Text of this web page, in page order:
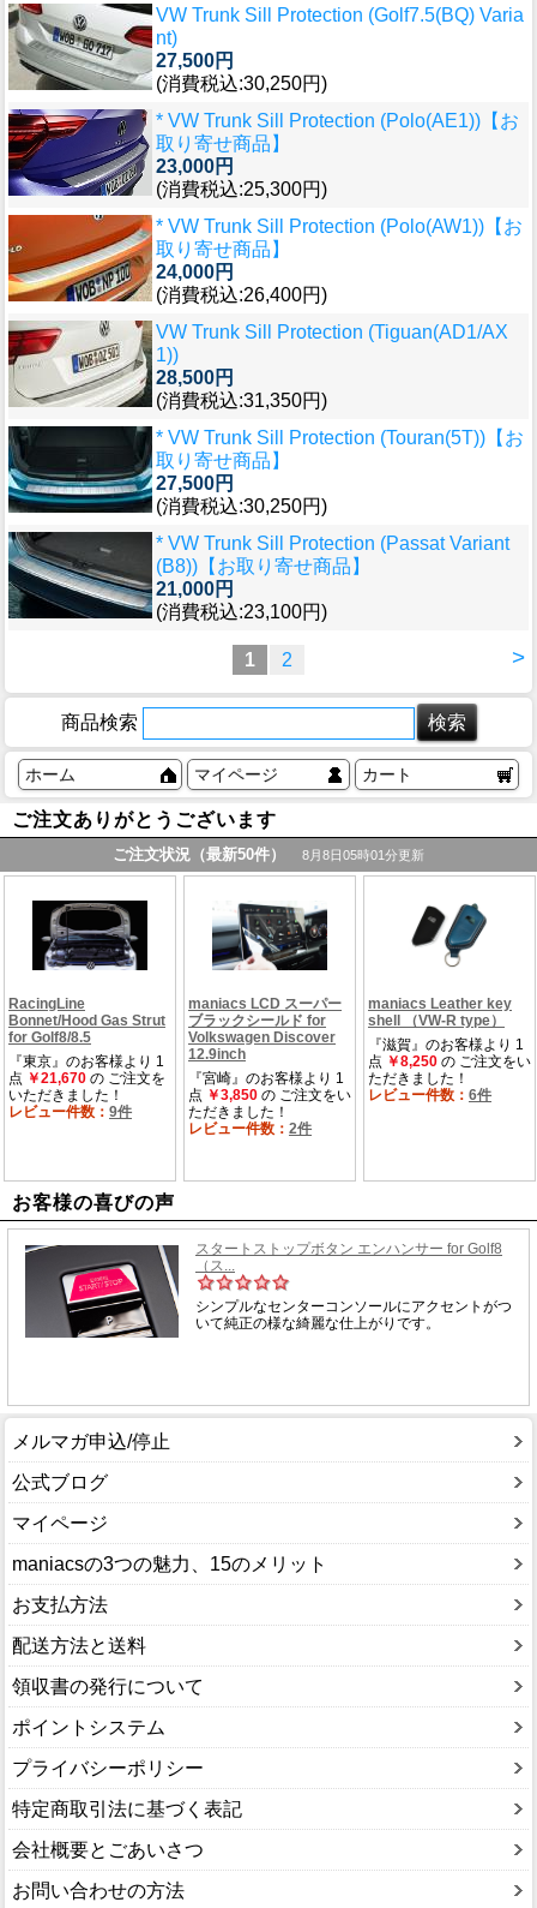
VW Trunk Sill Protection (Golf7.5(BQ) Varia
nt)
27,500円
(消費税込:30,250円)
* VW Trunk Sill Protection (Polo(AE1))【お
取り寄せ商品】
23,000円
(消費税込:25,300円)
* VW Trunk Sill Protection (Polo(AW1))【お
取り寄せ商品】
24,000円
(消費税込:26,400円)
VW Trunk Sill Protection (Tiguan(AD1/AX
1))
28,500円
(消費税込:31,350円)
* VW Trunk Sill Protection (Touran(5T))【お
取り寄せ商品】
27,500円
(消費税込:30,250円)
* VW Trunk Sill Protection (Passat Variant
(B8))【お取り寄せ商品】
21,000円
(消費税込:23,100円)
>
1 2
商品検索
ホーム マイページ カート
ご注文ありがとうございます
お客様の喜びの声
メルマガ申込/停止
公式ブログ
マイページ
maniacsの3つの魅力、15のメリット
お支払方法
配送方法と送料
領収書の発行について
ポイントシステム
プライバシーポリシー
特定商取引法に基づく表記
会社概要とごあいさつ
お問い合わせの方法